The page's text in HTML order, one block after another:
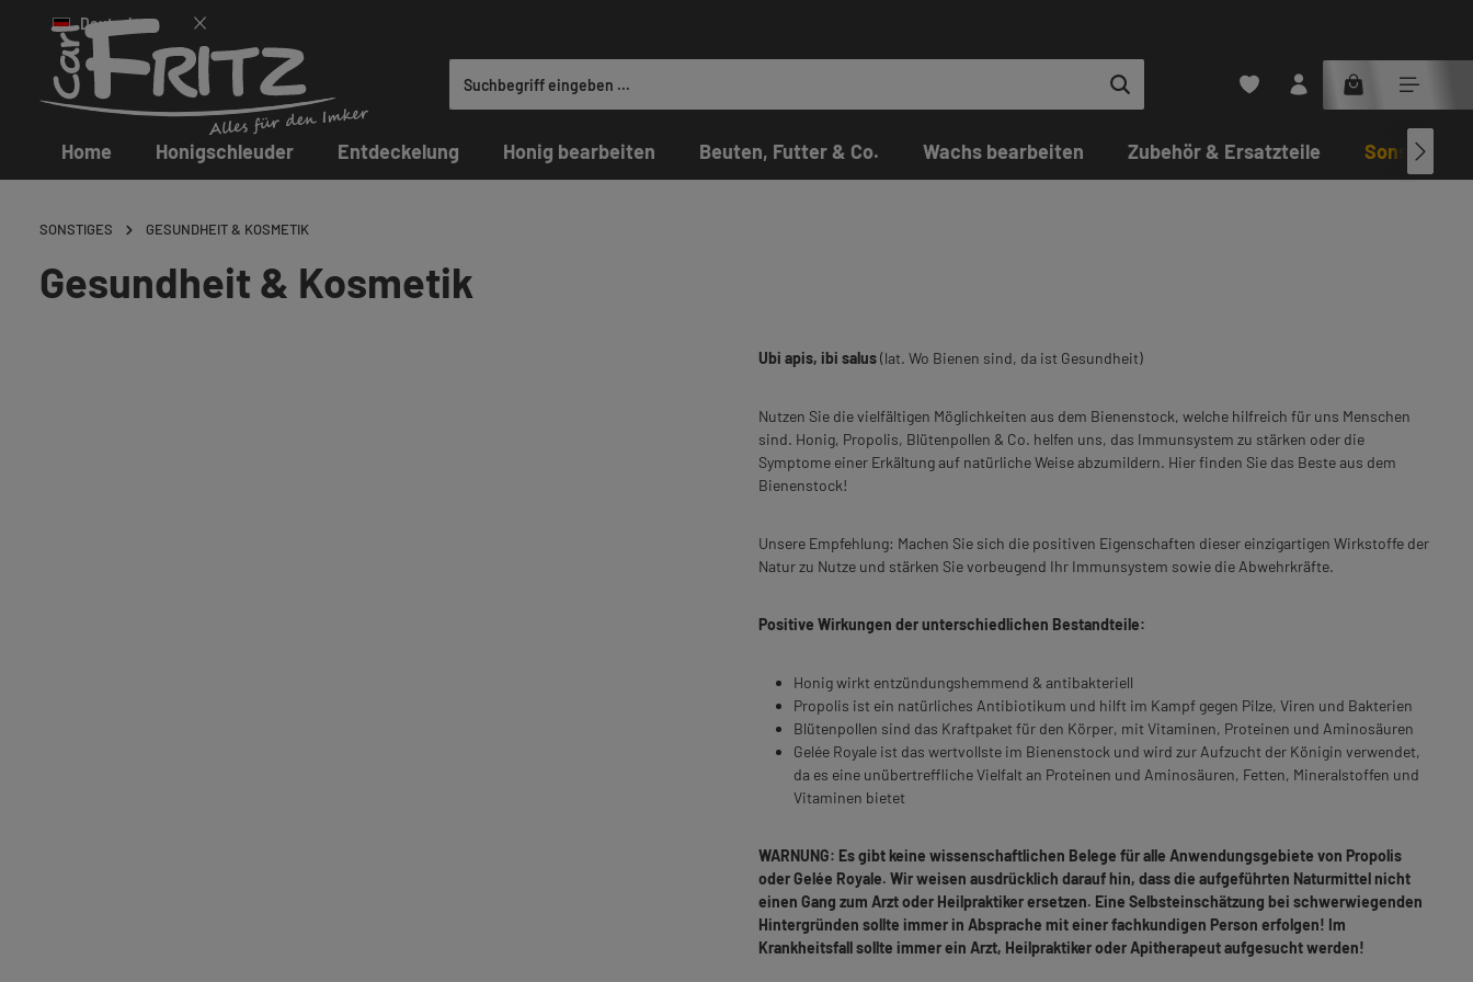
Hauptinhalt springen
Zur Suche springen
Zur Hauptnavigation springen
Deutsch
Du hast 0 Produkte auf dem
Home Honigschleuder Entdeckelung Honig bearbeiten Beuten, Futter & Co. Wachs bearbeiten Zubehör & Ersatzteile Sonstiges
SONSTIGES GESUNDHEIT & KOSMETIK
Gesundheit & Kosmetik
Ubi apis, ibi salus(lat. Wo Bienen sind, da ist Gesundheit)
Nutzen Sie die vielfältigen Möglichkeiten aus dem Bienenstock, welche hilfreich für uns Menschen
sind. Honig, Propolis, Blütenpollen & Co. helfen uns, das Immunsystem zu stärken oder die
Symptome einer Erkältung auf natürliche Weise abzumildern. Hier finden Sie das Beste aus dem
Bienenstock!
Unsere Empfehlung: Machen Sie sich die positiven Eigenschaften dieser einzigartigen Wirkstoffe der
Natur zu Nutze und stärken Sie vorbeugend Ihr Immunsystem sowie die Abwehrkräfte.
Positive Wirkungen der unterschiedlichen Bestandteile:
Honig wirkt entzündungshemmend & antibakteriell
Propolis ist ein natürliches Antibiotikum und hilft im Kampf gegen Pilze, Viren und Bakterien
Blütenpollen sind das Kraftpaket für den Körper, mit Vitaminen, Proteinen und Aminosäuren
Gelée Royale ist das wertvollste im Bienenstock und wird zur Aufzucht der Königin verwendet,
da es eine unübertreffliche Vielfalt an Proteinen und Aminosäuren, Fetten, Mineralstoffen und
Vitaminen bietet
WARNUNG: Es gibt keine wissenschaftlichen Belege für alle Anwendungsgebiete von Propolis
oder Gelée Royale. Wir weisen ausdrücklich darauf hin, dass die aufgeführten Naturmittel nicht
einen Gang zum Arzt oder Heilpraktiker ersetzen. Eine Selbsteinschätzung bei schwerwiegenden
Hintergründen sollte immer in Absprache mit einer fachkundigen Person erfolgen! Im
Krankheitsfall sollte immer ein Arzt, Heilpraktiker oder Apitherapeut aufgesucht werden!